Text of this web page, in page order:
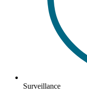
Surveillance